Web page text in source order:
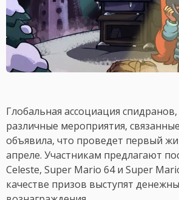
Глобальная ассоциация
различные мероприятия,
объявила, что проведет первый
апреле. Участникам предлагают
Celeste, Super Mario 64 и Super
качестве призов выступят